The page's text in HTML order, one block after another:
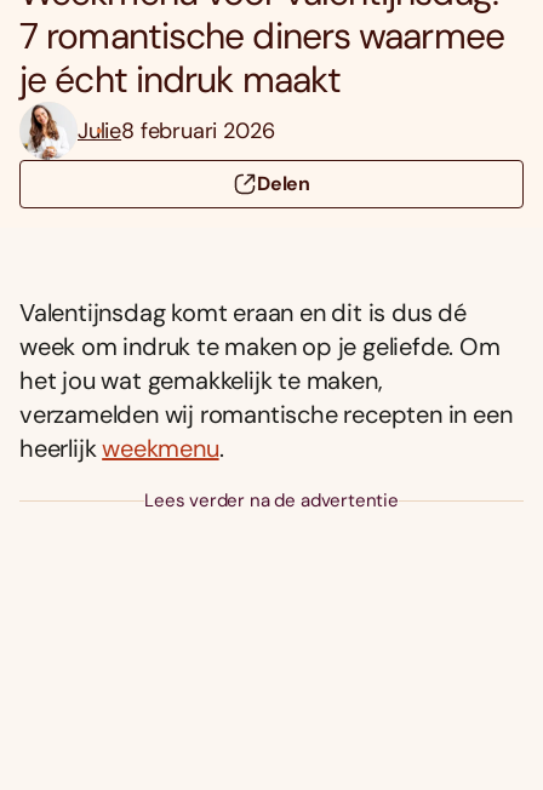
7 romantische diners waarmee
je écht indruk maakt
Julie8 februari 2026
Delen
Valentijnsdag komt eraan en dit is dus dé
week om indruk te maken op je geliefde. Om
het jou wat gemakkelijk te maken,
verzamelden wij romantische recepten in een
heerlijkweekmenu.
Lees verder na de advertentie